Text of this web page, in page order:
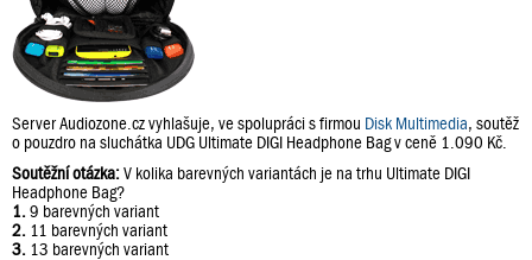
Server Audiozone.cz vyhlašuje, ve spolupráci s firmou Disk Multimedia, soutěž
o pouzdro na sluchátka UDG Ultimate DIGI Headphone Bag v ceně 1.090 Kč.
Soutěžní otázka:V kolika barevných variantách je na trhu Ultimate DIGI
Headphone Bag?
1. 9 barevných variant
2. 11 barevných variant
3. 13 barevných variant